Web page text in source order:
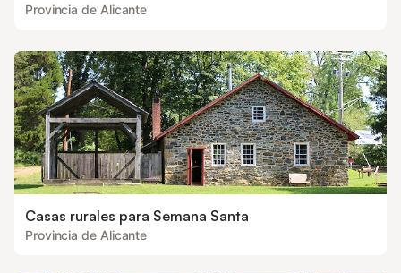
Provincia de Alicante
Casas rurales para Semana Santa
Provincia de Alicante